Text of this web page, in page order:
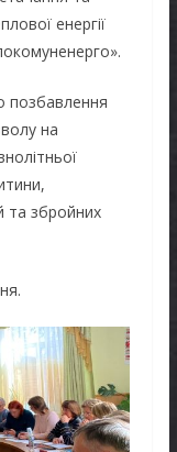
енергії
позбавлення
на
та збройних